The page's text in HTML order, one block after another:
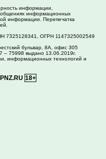
информации,
информационных
информации. Перепечатка
7325128341, ОГРН 1147325002549
бульвар, 8А, офис 305
75998 выдано 13.06.2019г.
информационных технологий и
18+